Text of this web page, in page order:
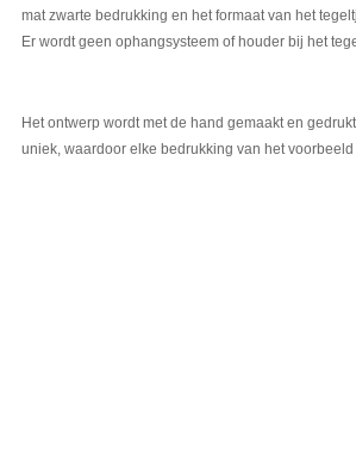
mat zwarte bedrukking en het formaat van het
Er wordt geen ophangsysteem of houder bij het
Het ontwerp wordt met de hand gemaakt en
uniek, waardoor elke bedrukking van het voorbeeld